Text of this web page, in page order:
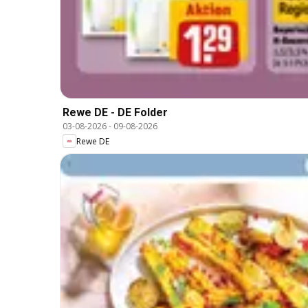
Rewe DE - DE Folder
03-08-2026- 09-08-2026
Rewe DE